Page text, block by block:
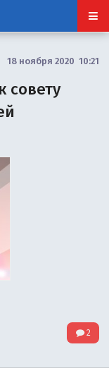
18 ноября 2020 10:21
совету
2